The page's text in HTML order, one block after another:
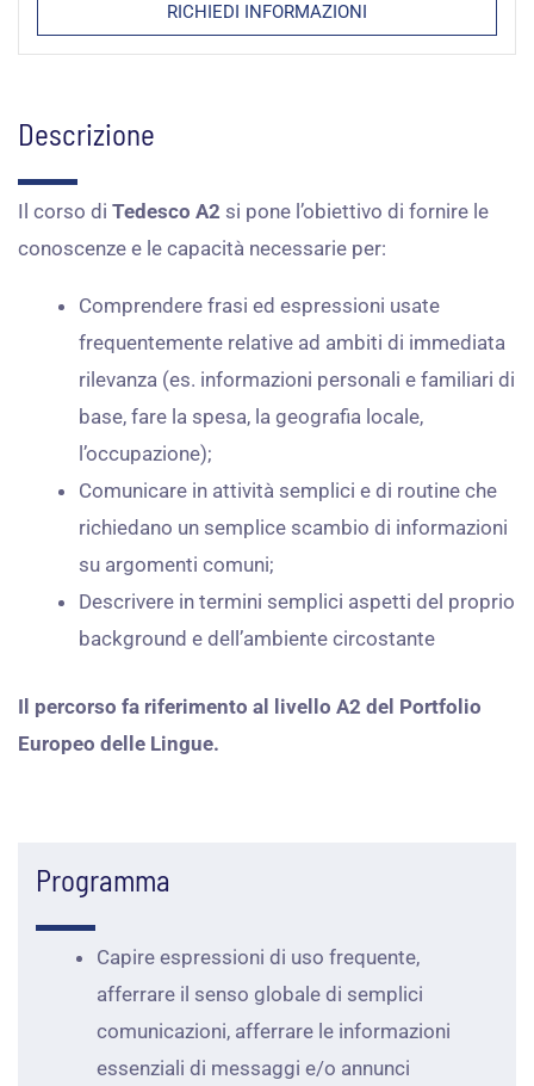
RICHIEDI INFORMAZIONI
Descrizione
Il corso di Tedesco A2 si pone l’obiettivo di fornire le
conoscenze e le capacità necessarie per:
Comprendere frasi ed espressioni usate
frequentemente relative ad ambiti di immediata
rilevanza (es. informazioni personali e familiari di
base, fare la spesa, la geografia locale,
l’occupazione);
Comunicare in attività semplici e di routine che
richiedano un semplice scambio di informazioni
su argomenti comuni;
Descrivere in termini semplici aspetti del proprio
background e dell’ambiente circostante
Il percorso fa riferimento al livello A2 del Portfolio
Europeo delle Lingue.
Programma
Capire espressioni di uso frequente,
afferrare il senso globale di semplici
comunicazioni, afferrare le informazioni
essenziali di messaggi e/o annunci